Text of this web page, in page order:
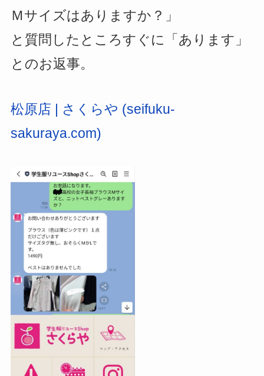
Ｍサイズはありますか？」
と質問したところすぐに「あります」
とのお返事。
松原店 | さくらや (seifuku-
sakuraya.com)